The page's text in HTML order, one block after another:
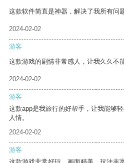
这款软件简直是神器，解决了我所有问题
2024-02-02
游客
这款游戏的剧情非常感人，让我久久不
2024-02-02
游客
这款app是我旅行的好帮手，让我能够
人情。
2024-02-02
游客